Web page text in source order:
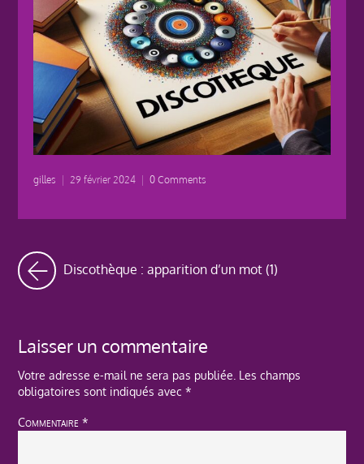
gilles 29 février 2024 0 Comments
Discothèque : apparition d’un mot (1)
Laisser un commentaire
Votre adresse e-mail ne sera pas publiée. Les champs
obligatoires sont indiqués avec*
Commentaire*